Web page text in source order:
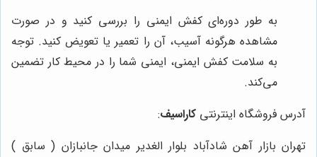
به طور دوره‌ای کفش ایمنی را بررسی کنید و در صورت
مشاهده هرگونه آسیب، آن را تعمیر یا تعویض کنید. توجه
به سلامت کفش ایمنی، ایمنی شما را در محیط کار تضمین
می‌کند.
آدرس فروشگاه اینترنتی کاراسیف:
تهران بازار آهن شادآباد بلوار الغدیر میدان جانبازان ( سابق )